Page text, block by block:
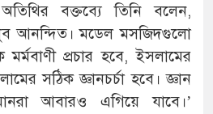
বক্তব্যে তিনি বলেন,
আনন্দিত। মডেল মসজিদগুলো
প্রচার হবে, ইসলামের
সঠিক জ্ঞানচর্চা হবে। জ্ঞান
আবারও এগিয়ে যাবে।’